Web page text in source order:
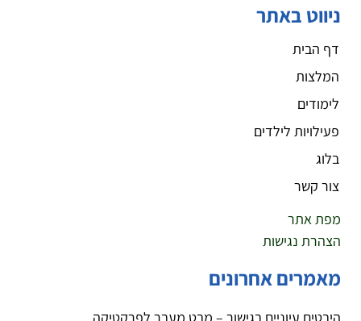
ניווט באתר
דף הבית
המלצות
לימודים
פעילויות לילדים
בלוג
צור קשר
מפת אתר
הצהרת נגישות
מאמרים אחרונים